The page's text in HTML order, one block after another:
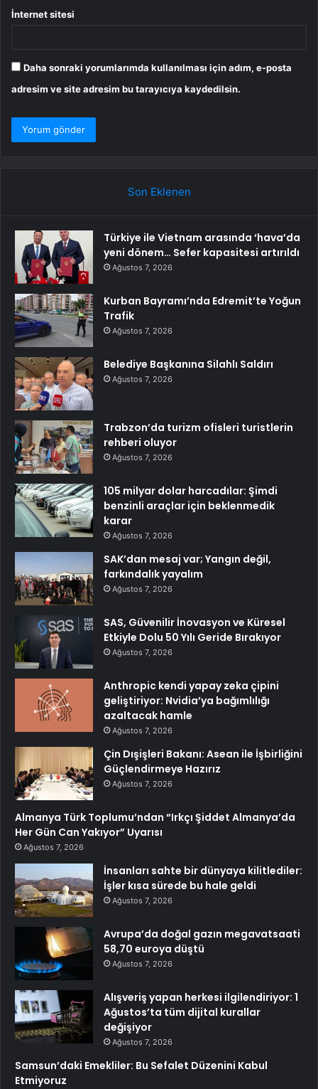
İnternet sitesi
Daha sonraki yorumlarımda kullanılması için adım, e-posta
adresim ve site adresim bu tarayıcıya kaydedilsin.
Son Eklenen
Türkiye ile Vietnam arasında ‘hava’da
yeni dönem… Sefer kapasitesi artırıldı
Ağustos 7, 2026
Kurban Bayramı’nda Edremit’te Yoğun
Trafik
Ağustos 7, 2026
Belediye Başkanına Silahlı Saldırı
Ağustos 7, 2026
Trabzon’da turizm ofisleri turistlerin
rehberi oluyor
Ağustos 7, 2026
105 milyar dolar harcadılar: Şimdi
benzinli araçlar için beklenmedik
karar
Ağustos 7, 2026
SAK’dan mesaj var; Yangın değil,
farkındalık yayalım
Ağustos 7, 2026
SAS, Güvenilir İnovasyon ve Küresel
Etkiyle Dolu 50 Yılı Geride Bırakıyor
Ağustos 7, 2026
Anthropic kendi yapay zeka çipini
geliştiriyor: Nvidia’ya bağımlılığı
azaltacak hamle
Ağustos 7, 2026
Çin Dışişleri Bakanı: Asean ile İşbirliğini
Güçlendirmeye Hazırız
Ağustos 7, 2026
Almanya Türk Toplumu’ndan “Irkçı Şiddet Almanya’da
Her Gün Can Yakıyor” Uyarısı
Ağustos 7, 2026
İnsanları sahte bir dünyaya kilitlediler:
İşler kısa sürede bu hale geldi
Ağustos 7, 2026
Avrupa’da doğal gazın megavatsaati
58,70 euroya düştü
Ağustos 7, 2026
Alışveriş yapan herkesi ilgilendiriyor: 1
Ağustos’ta tüm dijital kurallar
değişiyor
Ağustos 7, 2026
Samsun’daki Emekliler: Bu Sefalet Düzenini Kabul
Etmiyoruz